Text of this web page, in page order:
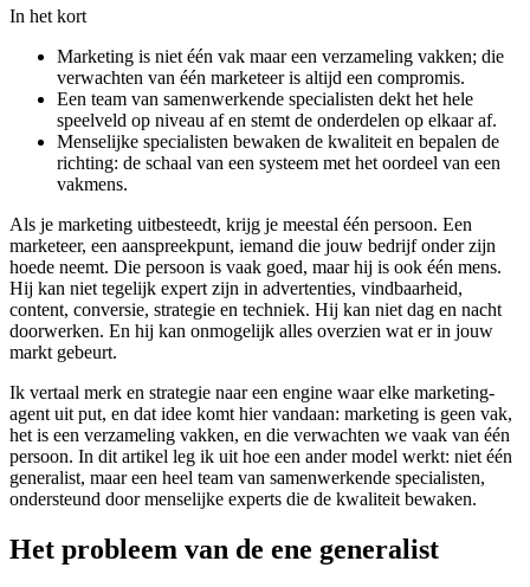
In het kort
Marketing is niet één vak maar een verzameling vakken; die
verwachten van één marketeer is altijd een compromis.
Een team van samenwerkende specialisten dekt het hele
speelveld op niveau af en stemt de onderdelen op elkaar af.
Menselijke specialisten bewaken de kwaliteit en bepalen de
richting: de schaal van een systeem met het oordeel van een
vakmens.
Als je marketing uitbesteedt, krijg je meestal één persoon. Een
marketeer, een aanspreekpunt, iemand die jouw bedrijf onder zijn
hoede neemt. Die persoon is vaak goed, maar hij is ook één mens.
Hij kan niet tegelijk expert zijn in advertenties, vindbaarheid,
content, conversie, strategie en techniek. Hij kan niet dag en nacht
doorwerken. En hij kan onmogelijk alles overzien wat er in jouw
markt gebeurt.
Ik vertaal merk en strategie naar een engine waar elke marketing-
agent uit put, en dat idee komt hier vandaan: marketing is geen vak,
het is een verzameling vakken, en die verwachten we vaak van één
persoon. In dit artikel leg ik uit hoe een ander model werkt: niet één
generalist, maar een heel team van samenwerkende specialisten,
ondersteund door menselijke experts die de kwaliteit bewaken.
Het probleem van de ene generalist